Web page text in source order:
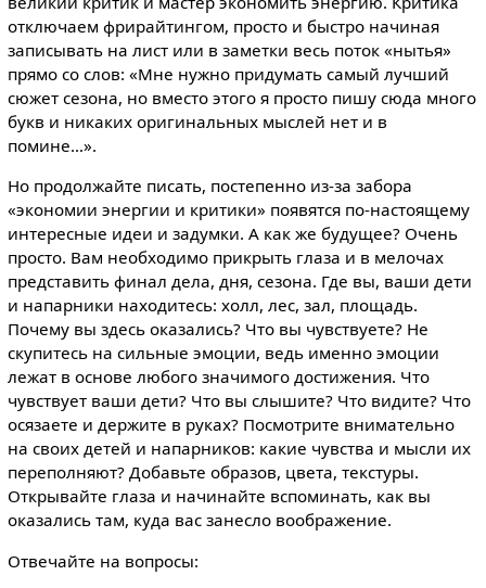
отключаем фрирайтингом, просто и быстро начиная
записывать на лист или в заметки весь поток «нытья»
прямо со слов: «Мне нужно придумать самый лучший
сюжет сезона, но вместо этого я просто пишу сюда много
букв и никаких оригинальных мыслей нет и в
помине…».
Но продолжайте писать, постепенно из-за забора
«экономии энергии и критики» появятся по-настоящему
интересные идеи и задумки. А как же будущее? Очень
просто. Вам необходимо прикрыть глаза и в мелочах
представить финал дела, дня, сезона. Где вы, ваши дети
и напарники находитесь: холл, лес, зал, площадь.
Почему вы здесь оказались? Что вы чувствуете? Не
скупитесь на сильные эмоции, ведь именно эмоции
лежат в основе любого значимого достижения. Что
чувствует ваши дети? Что вы слышите? Что видите? Что
осязаете и держите в руках? Посмотрите внимательно
на своих детей и напарников: какие чувства и мысли их
переполняют? Добавьте образов, цвета, текстуры.
Открывайте глаза и начинайте вспоминать, как вы
оказались там, куда вас занесло воображение.
Отвечайте на вопросы: